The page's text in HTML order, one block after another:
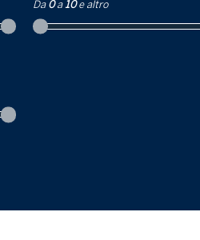
Da 0 a 10 e altro